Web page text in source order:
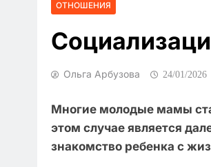
ОТНОШЕНИЯ
Ольга Арбузова 24/01/2026
Многие молодые мамы
этом случае является
знакомство ребенка с